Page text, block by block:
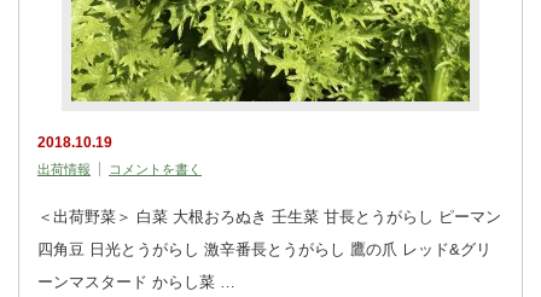
2018.10.19
出荷情報 コメントを書く
＜出荷野菜＞ 白菜 大根おろぬき 壬生菜 甘長とうがらし ピーマン
四角豆 日光とうがらし 激辛番長とうがらし 鷹の爪 レッド&グリ
ーンマスタード からし菜 …